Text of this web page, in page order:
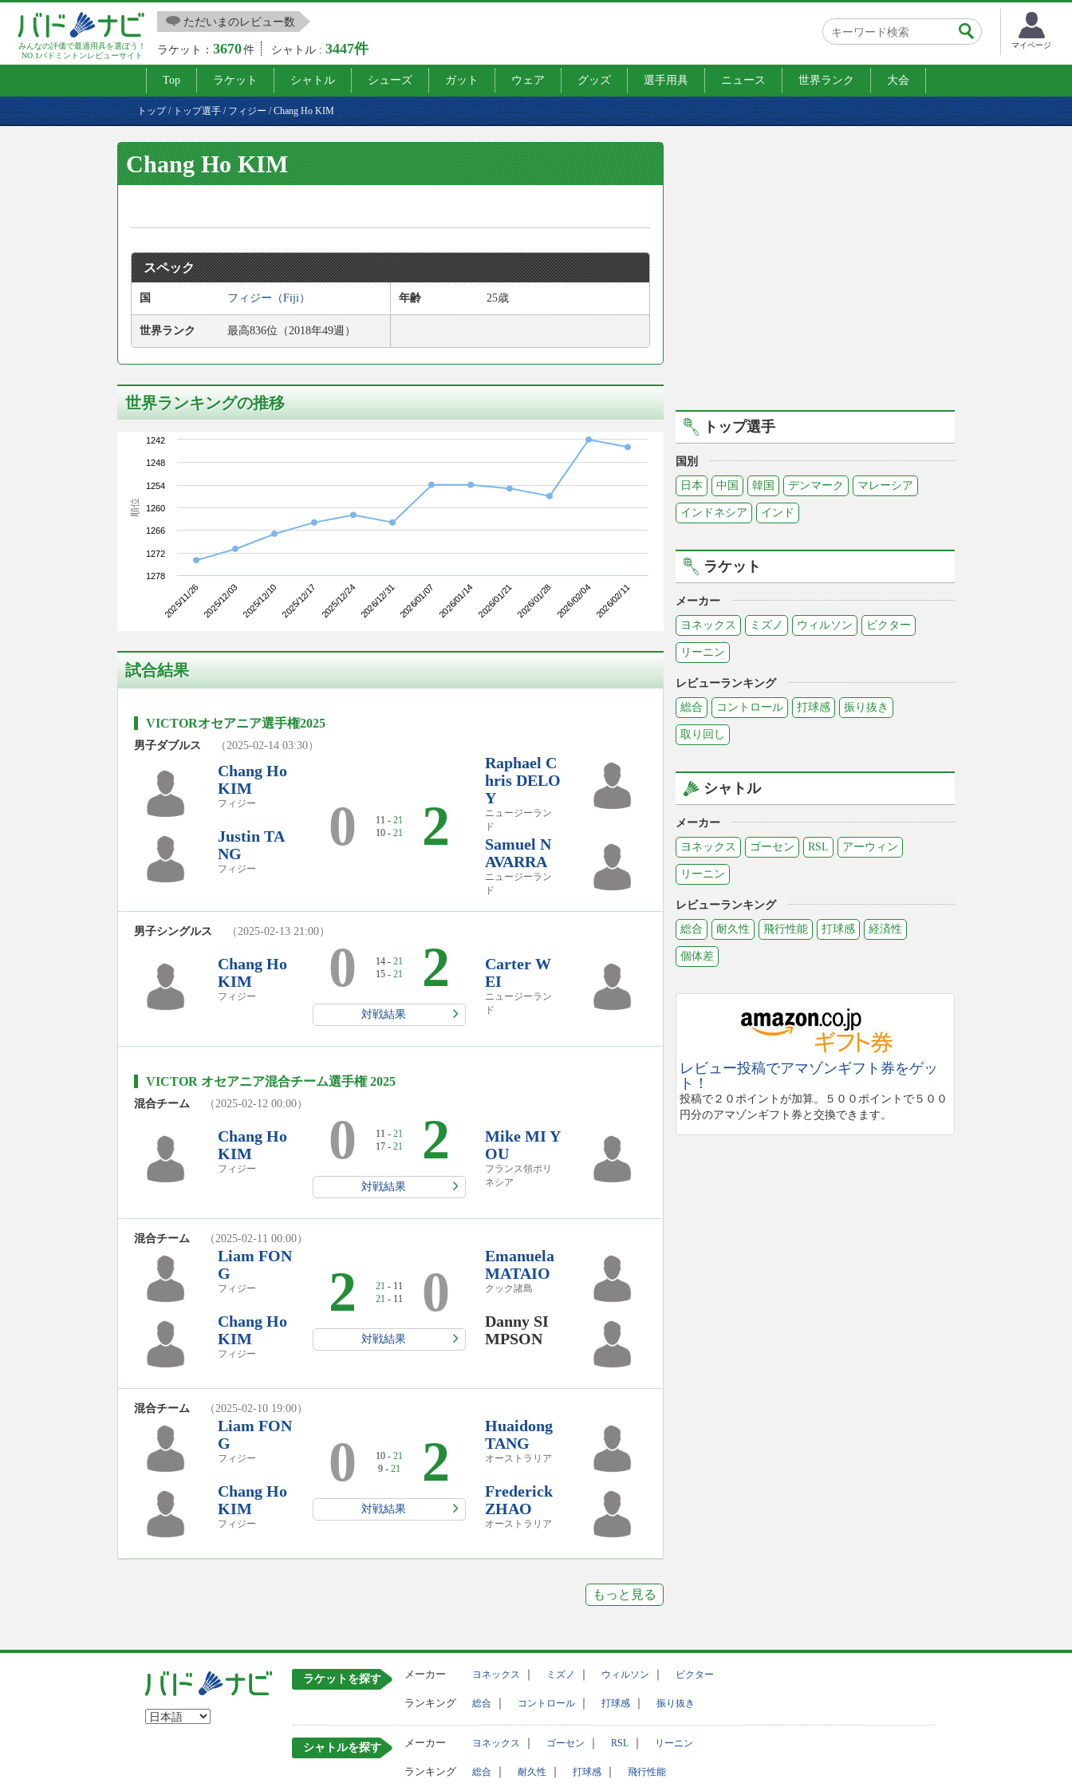
みんなの評価で最適用具を選ぼう！
NO.1バドミントンレビューサイト
ただいまのレビュー数
ラケット：3670件 シャトル :3447件 マイページ
Top ラケット シャトル シューズ ガット ウェア グッズ 選手用具 ニュース 世界ランク 大会
トップ/ トップ選手 / フィジー /Chang Ho KIM
Chang Ho KIM
スペック
国 フィジー（Fiji） 年齢 25歳
世界ランク 最高836位（2018年49週）
世界ランキングの推移
順位
2025/11/26 2025/12/03 2025/12/10 2025/12/17 2025/12/24 2026/12/31 2026/01/07 2026/01/14 2026/01/21 2026/01/28 2026/02/04 2026/02/11
1242
1248
1254
1260
1266
1272
1278
試合結果
VICTORオセアニア選手権2025
男子ダブルス （2025-02-14 03:30）
Chang Ho
KIM
フィジー
Justin TA
NG
フィジー
0 11 - 21
10 - 21 2
Raphael C
hris DELO
Y
ニュージーラン
ド
Samuel N
AVARRA
ニュージーラン
ド
男子シングルス （2025-02-13 21:00）
Chang Ho
KIM
フィジー 0 14 - 21
15 - 21 2
対戦結果
Carter W
EI
ニュージーラン
ド
VICTOR オセアニア混合チーム選手権 2025
混合チーム （2025-02-12 00:00）
Chang Ho
KIM
フィジー 0 11 - 21
17 - 21 2
対戦結果
Mike MI Y
OU
フランス領ポリ
ネシア
混合チーム （2025-02-11 00:00）
Liam FON
G
フィジー
Chang Ho
KIM
フィジー
2 21 - 11
21 - 11 0
対戦結果
Emanuela
MATAIO
クック諸島
Danny SI
MPSON
混合チーム （2025-02-10 19:00）
Liam FON
G
フィジー
Chang Ho
KIM
フィジー
0 10 - 21
9 - 21 2
対戦結果
Huaidong
TANG
オーストラリア
Frederick
ZHAO
オーストラリア
もっと見る
トップ選手
国別
日本
中国 韓国 デンマーク マレーシア
インドネシア インド
ラケット
メーカー
ヨネックス
ミズノ ウィルソン ビクター
リーニン
レビューランキング
総合
コントロール 打球感 振り抜き
取り回し
シャトル
メーカー
ヨネックス
ゴーセン RSL アーウィン
リーニン
レビューランキング
総合
耐久性 飛行性能 打球感 経済性
個体差
レビュー投稿でアマゾンギフト券をゲッ
ト！
投稿で２０ポイントが加算。５００ポイントで５００
円分のアマゾンギフト券と交換できます。
ラケットを探す メーカー ヨネックス ｜ ミズノ ｜ ウィルソン ｜ ビクター
ランキング 総合 ｜ コントロール ｜ 打球感 ｜ 振り抜き
シャトルを探す メーカー ヨネックス ｜ ゴーセン ｜ RSL ｜ リーニン
ランキング 総合 ｜ 耐久性 ｜ 打球感 ｜ 飛行性能